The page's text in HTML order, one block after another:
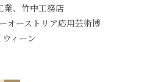
、竹中工務店
オーストリア応用芸術博
ィーン